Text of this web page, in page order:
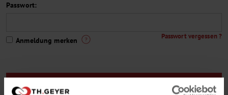
Passwort:
Anmeldung merken Passwort vergessen ?